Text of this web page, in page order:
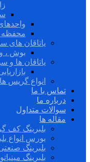
محفظه
یاتاقان های
بوش ،
یاتاقان ها
انواع گریس ها
تماس با ما
درباره ما
سوالات متداول
مقاله ها
بلبرینگ کف
بورس انواع
بلبرینگ
بلبرینگ